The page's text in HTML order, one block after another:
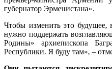
губернатор Эрменистана».
Чтобы изменить это будущее,
нужно поддержать
Родины» архиепископа
Республики. Я буду там», –